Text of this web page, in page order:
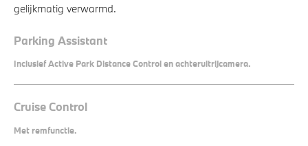
Parking Assistant
Inclusief Active Park Distance Control en achteruitrijcamera.
Cruise Control
Met remfunctie.
gelijkmatig verwarmd.